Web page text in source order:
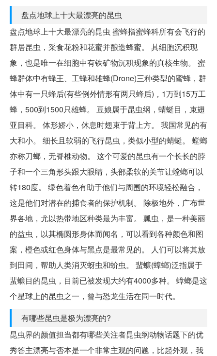
盘点地球上十大最漂亮的昆虫
盘点地球上十大最漂亮的昆虫 蜜蜂指蜜蜂科所有会飞行的
群居昆虫，采食花粉和花蜜并酿造蜂蜜。 其细胞沉积现
象，也是唯一在细胞中有铁矿物沉积现象的真核生物。 蜜
蜂群体中有蜂王、工蜂和雄蜂(Drone)三种类型的蜜蜂，群
体中有一只蜂后(有些例外情形有两只蜂后)，1万到15万工
蜂，500到1500只雄蜂。 豆娘属于昆虫纲，蜻蜓目，束翅
亚目科。 体形娇小，休息时翅束于背上方。 我国常见的有
大和小。 细长且软弱的飞行昆虫，类似小型的蜻蜓。 螳螂
亦称刀螂，无脊椎动物。 这个可爱的昆虫有一个长长的脖
子和一个三角形头跟大眼睛，头部柔软的关节让螳螂可以
转180度。 绿色着色有助于他们与周围的环境轻松融合，
这是他们对潜在的捕食者的保护机制。 除极地外，广布世
界各地，尤以热带地区种类最为丰富。 瓢虫，是一种美丽
的益虫，以其椭圆形身体而闻名，可以看到各种颜色和图
案，橙色或红色身体与黑点是最常见的。 人们可以将其放
到田间，帮助人类消灭蚜虫和蚧虫。 蜚蠊(蟑螂)泛指属于
蜚蠊目的昆虫，目前已被发现大约有4000多种。 蟑螂是这
个星球上的昆虫之一，曾与恐龙生活在同一时代。
有哪些昆虫是极为漂亮的?
昆虫界的颜值担当都有哪些关注者昆虫纲动物话题下的优
秀答主漂亮与否本是一个非常主观的问题，比起外观，我